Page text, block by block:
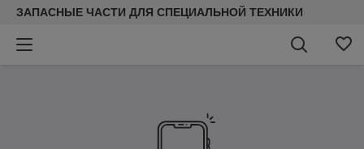
ЗАПАСНЫЕ ЧАСТИ ДЛЯ СПЕЦИАЛЬНОЙ ТЕХНИКИ